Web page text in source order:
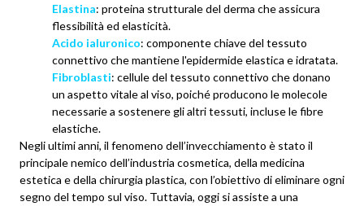
Elastina: proteina strutturale del derma che assicura
flessibilità ed elasticità.
Acido ialuronico: componente chiave del tessuto
connettivo che mantiene l'epidermide elastica e idratata.
Fibroblasti: cellule del tessuto connettivo che donano
un aspetto vitale al viso, poiché producono le molecole
necessarie a sostenere gli altri tessuti, incluse le fibre
elastiche.
Negli ultimi anni, il fenomeno dell’invecchiamento è stato il
principale nemico dell’industria cosmetica, della medicina
estetica e della chirurgia plastica, con l’obiettivo di eliminare ogni
segno del tempo sul viso. Tuttavia, oggi si assiste a una